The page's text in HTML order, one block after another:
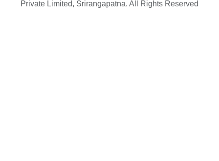
Private Limited, Srirangapatna. All Rights Reserved